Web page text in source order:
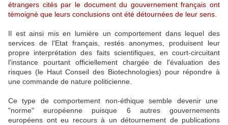
étrangers cités par le document du gouvernement français ont
témoigné que leurs conclusions ont été détournées de leur sens.
Il est ainsi mis en lumière un comportement dans lequel des
services de l'Etat français, restés anonymes, produisent leur
propre interprétation des faits scientifiques, en court-circuitant
l'instance pourtant officiellement chargée de l'évaluation des
risques (le Haut Conseil des Biotechnologies) pour répondre à
une commande de nature politicienne.
Ce type de comportement non-éthique semble devenir une
"norme" européenne puisque 6 autres gouvernements
européens ont eu recours à un détournement de publications